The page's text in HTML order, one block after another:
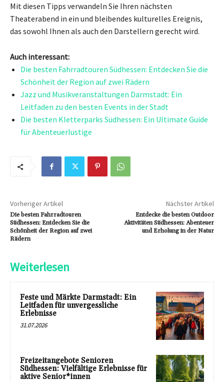
Mit diesen Tipps verwandeln Sie Ihren nächsten
Theaterabend in ein und bleibendes kulturelles Ereignis,
das sowohl Ihnen als auch den Darstellern gerecht wird.
Auch interessant:
Die besten Fahrradtouren Südhessen: Entdecken Sie die
Schönheit der Region auf zwei Rädern
Jazz und Musikveranstaltungen Darmstadt: Ein
Leitfaden zu den besten Events in der Stadt
Die besten Kletterparks Südhessen: Ein Ultimate Guide
für Abenteuerlustige
Vorheriger Artikel
Die besten Fahrradtouren
Südhessen: Entdecken Sie die
Schönheit der Region auf zwei
Rädern
Nächster Artikel
Entdecke die besten Outdoor
Aktivitäten Südhessen: Abenteuer
und Erholung in der Natur
Weiterlesen
Feste und Märkte Darmstadt: Ein
Leitfaden für unvergessliche
Erlebnisse
31.07.2026
Freizeitangebote Senioren
Südhessen: Vielfältige Erlebnisse für
aktive Senior*innen